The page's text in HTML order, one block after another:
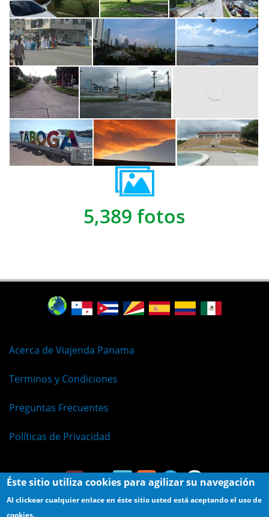
5,389 fotos
Acerca de Viajenda Panama
Terminos y Condiciones
Preguntas Frecuentes
Políticas de Privacidad
Éste sitio utiliza cookies para agilizar su navegación
Al clickear cualquier enlace en éste sitio usted está aceptando el uso de
cookies.